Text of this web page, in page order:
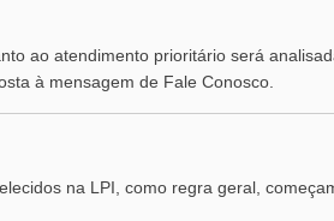
ao atendimento prioritário será
à mensagem de Fale Conosco.
na LPI, como regra geral,